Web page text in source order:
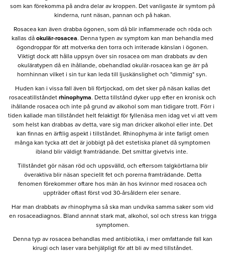
som kan förekomma på andra delar av kroppen. Det vanligaste är symtom på
kinderna, runt näsan, pannan och på hakan.
Rosacea kan även drabba ögonen, som då blir inflammerade och röda och
kallas då okulär-rosacea. Denna typen av symptom kan man behandla med
ögondroppar för att motverka den torra och irriterade känslan i ögonen.
Viktigt dock att hålla uppsyn över sin rosacea om man drabbats av den
okuläratypen då en ihållande, obehandlad okulär-rosacea kan ge ärr på
hornhinnan vilket i sin tur kan leda till ljuskänslighet och "dimmig" syn.
Huden kan i vissa fall även bli förtjockad, om det sker på näsan kallas det
rosaceatillståndet rhinophyma. Detta tillstånd dyker upp efter en kronisk och
ihållande rosacea och inte på grund av alkohol som man tidigare trott. Förr i
tiden kallade man tillståndet helt felaktigt för fyllenäsa men idag vet vi att vem
som helst kan drabbas av detta, vare sig man dricker alkohol eller inte. Det
kan finnas en ärftlig aspekt i tillståndet. Rhinophyma är inte farligt omen
många kan tycka att det är jobbigt på det estetiska planet då symptomen
ibland blir väldigt framträdande. Det smittar givetvis inte.
Tillståndet gör näsan röd och uppsvälld, och eftersom talgkörtlarna blir
överaktiva blir näsan speciellt fet och porerna framträdande. Detta
fenomen förekommer oftare hos män än hos kvinnor med rosacea och
uppträder oftast först vod 30-årsåldern eler senare.
Har man drabbats av rhinophyma så ska man undvika samma saker som vid
en rosaceadiagnos. Bland annnat stark mat, alkohol, sol och stress kan trigga
symptomen.
Denna typ av rosacea behandlas med antibiotika, i mer omfattande fall kan
kirugi och laser vara behjälpligt för att bli av med tillståndet.